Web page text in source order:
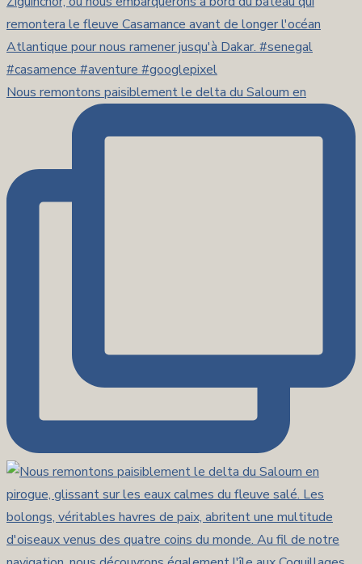
Nous remontons paisiblement le delta du Saloum en